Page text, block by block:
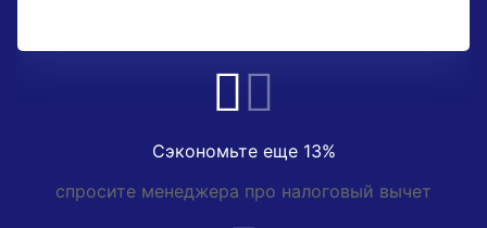
Сэкономьте еще 13%
спросите менеджера про налоговый вычет